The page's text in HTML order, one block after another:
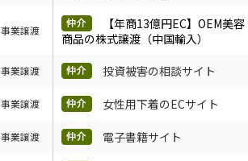
事業譲渡
【年商13億円EC】OEM美容
商品の株式譲渡（中国輸入）
事業譲渡 投資被害の相談サイト
事業譲渡 女性用下着のECサイト
事業譲渡 電子書籍サイト